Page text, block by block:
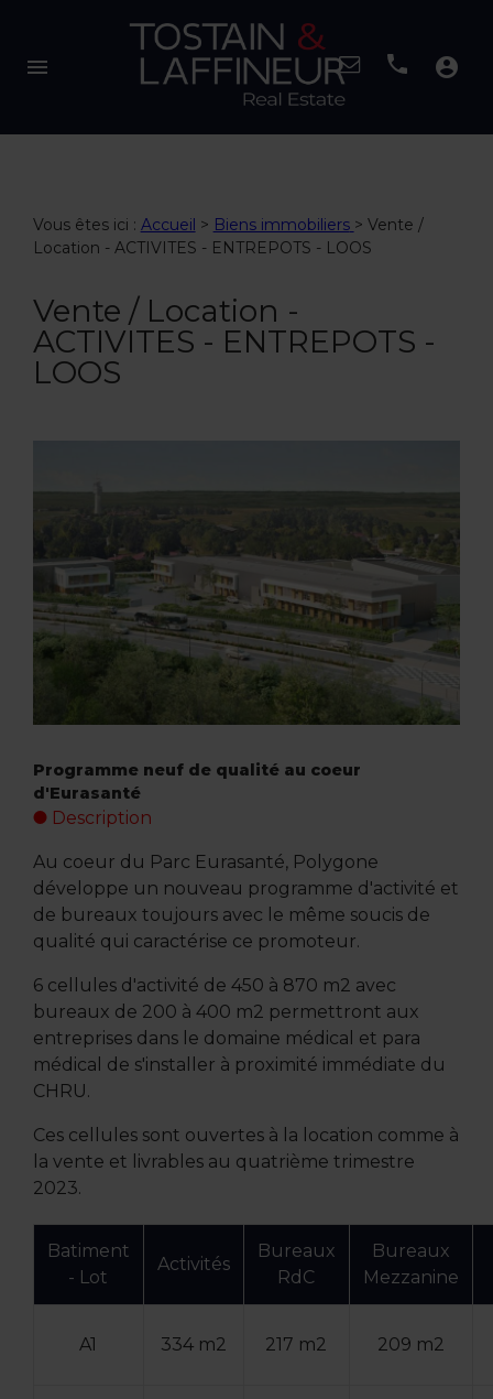
menu account_circle
Vous êtes ici : Accueil > Biens immobiliers > Vente /
Location - ACTIVITES - ENTREPOTS - LOOS
Vente / Location -
ACTIVITES - ENTREPOTS -
LOOS
Programme neuf de qualité au coeur
d'Eurasanté
Description
Au coeur du Parc Eurasanté, Polygone
développe un nouveau programme d'activité et
de bureaux toujours avec le même soucis de
qualité qui caractérise ce promoteur.
6 cellules d'activité de 450 à 870 m2 avec
bureaux de 200 à 400 m2 permettront aux
entreprises dans le domaine médical et para
médical de s'installer à proximité immédiate du
CHRU.
Ces cellules sont ouvertes à la location comme à
la vente et livrables au quatrième trimestre
2023.
Batiment
- Lot
Activités
Bureaux
RdC
Bureaux
Mezzanine
A1 334 m2 217 m2 209 m2